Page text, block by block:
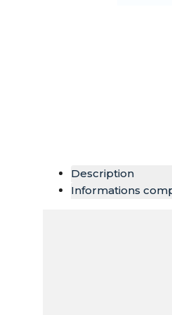
Description
Informations